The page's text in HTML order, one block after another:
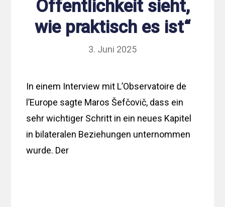
Öffentlichkeit sieht,
wie praktisch es ist“
3. Juni 2025
In einem Interview mit L’Observatoire de
l’Europe sagte Maros Šefčovič, dass ein
sehr wichtiger Schritt in ein neues Kapitel
in bilateralen Beziehungen unternommen
wurde. Der